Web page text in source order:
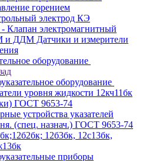
горением
электрод КЭ
Клапан электромагнитный
ДДМ Датчики и измерители
оборудование
оборудование
уровня жидкости 12кч11бк
ГОСТ 9653-74
устройства указателей
(спец. назнач.) ГОСТ 9653-74
12б3бк, 12с13бк,
приборы